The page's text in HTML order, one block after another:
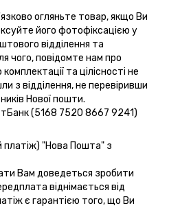
огляньте товар, якщо Ви
його фотофіксацією у
відділення та
чого, повідомте нам про
та цілісності не
з відділення, не перевіривши
Нової пошти.
(5168 7520 8667 9241)
платіж) "Нова Пошта" з
Вам доведеться зробити
віднімається від
є гарантією того, що Ви